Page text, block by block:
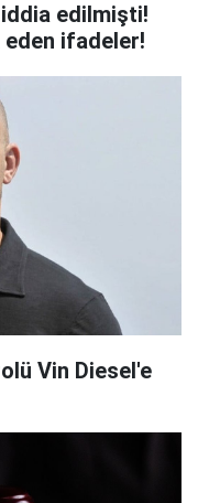
iddia edilmişti!
eden ifadeler!
Vin Diesel'e